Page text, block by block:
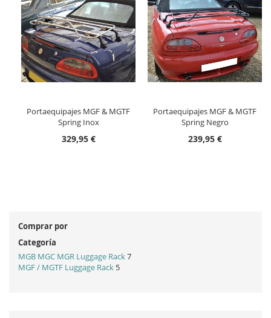
Portaequipajes MGF & MGTF
Spring Inox
329,95 €
Portaequipajes MGF & MGTF
Spring Negro
239,95 €
Comprar por
Categoría
MGB MGC MGR Luggage Rack 7
MGF / MGTF Luggage Rack 5